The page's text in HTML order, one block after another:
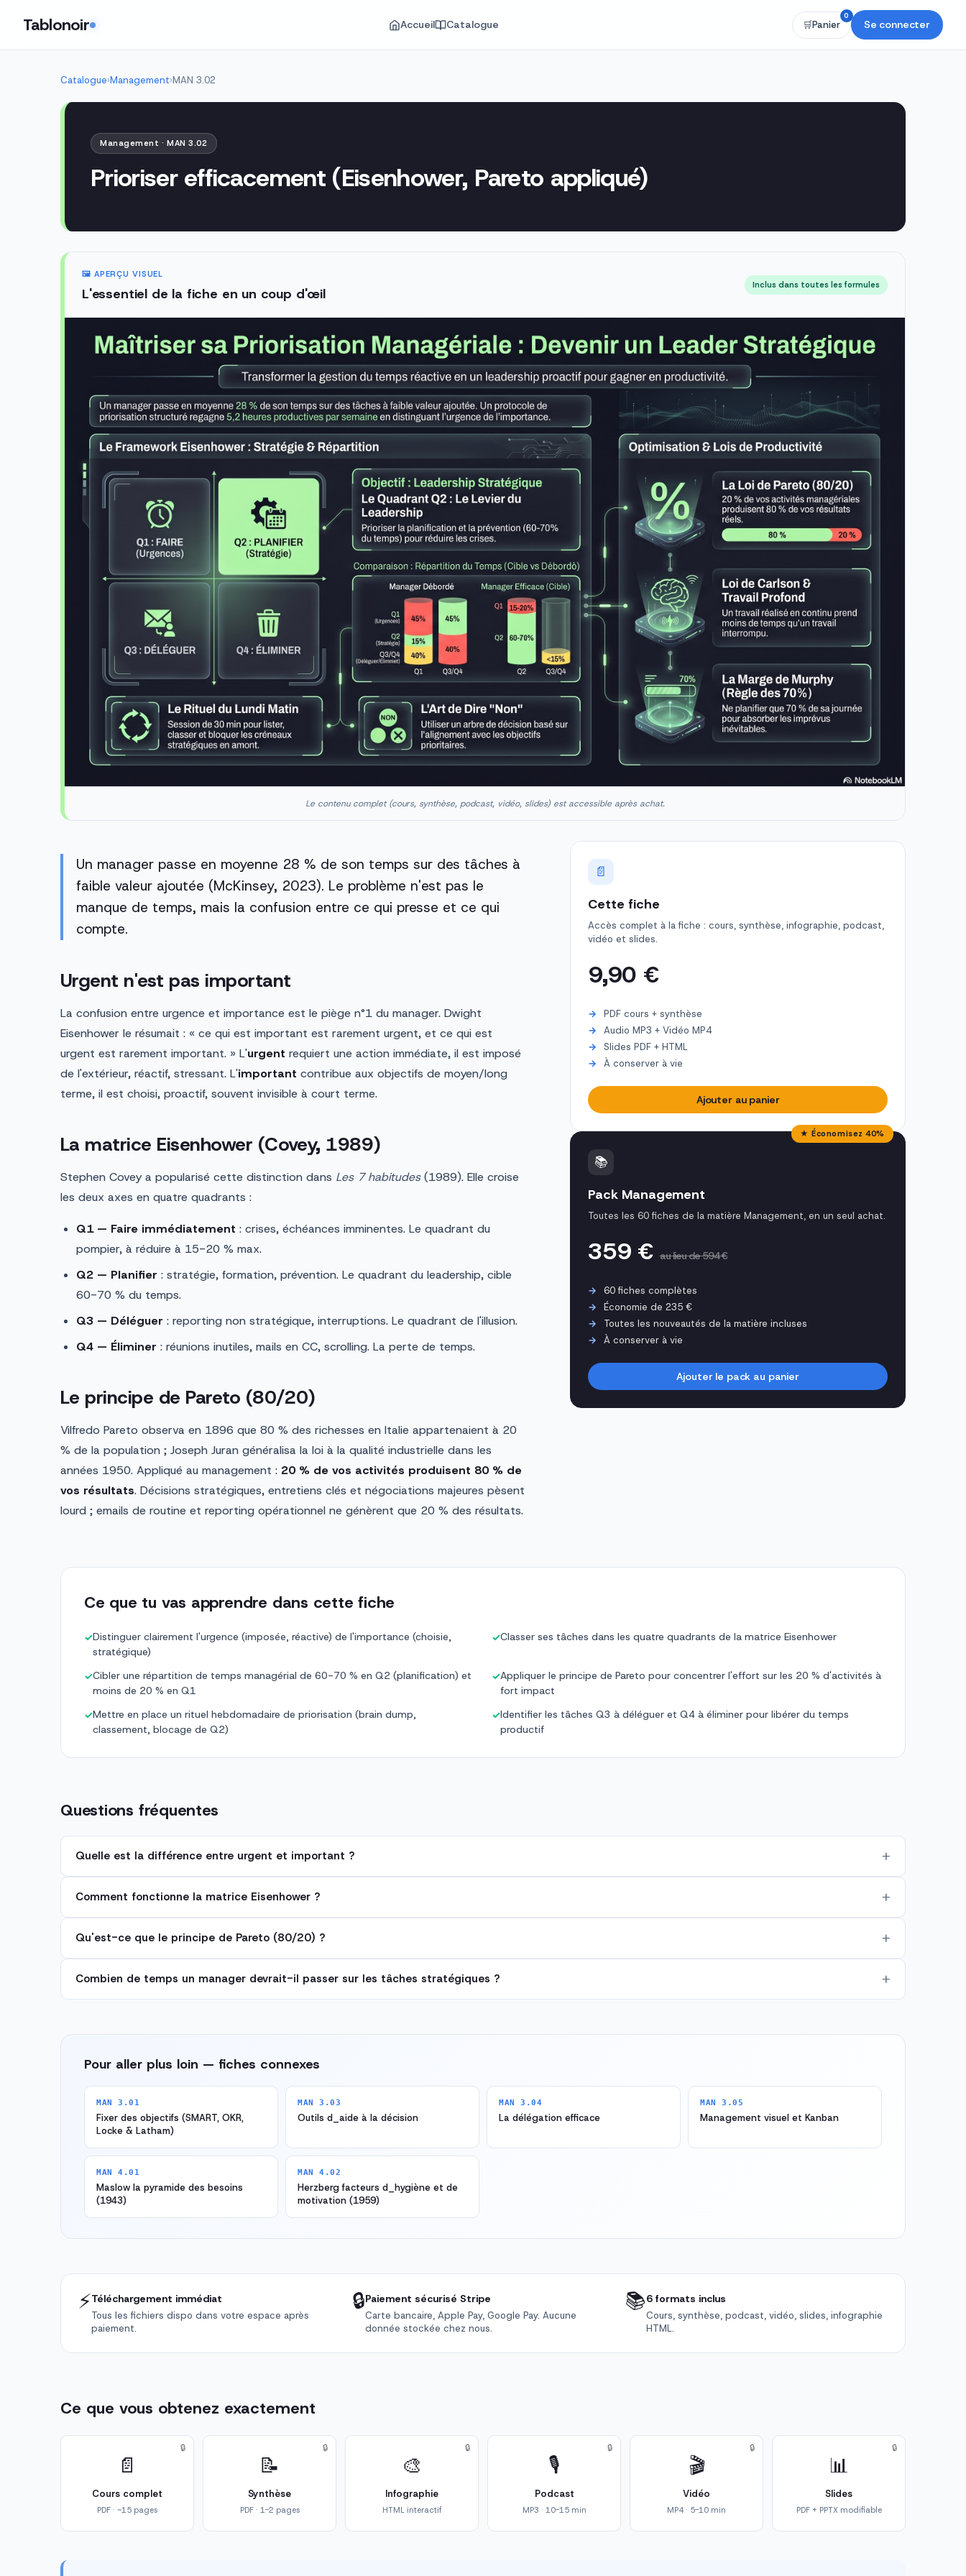
Tablonoir Accueil Catalogue 🛒Panier
0
Se connecter
Catalogue›Management›MAN 3.02
Management · MAN 3.02
Prioriser efficacement (Eisenhower, Pareto appliqué)
🖼️ APERÇU VISUEL
L'essentiel de la fiche en un coup d'œil
Inclus dans toutes les formules
Le contenu complet (cours, synthèse, podcast, vidéo, slides) est accessible après achat.
Un manager passe en moyenne 28 % de son temps sur des tâches à
faible valeur ajoutée (McKinsey, 2023). Le problème n'est pas le
manque de temps, mais la confusion entre ce qui presse et ce qui
compte.
Urgent n'est pas important
La confusion entre urgence et importance est le piège n°1 du manager. Dwight
Eisenhower le résumait : « ce qui est important est rarement urgent, et ce qui est
urgent est rarement important. » L'urgent requiert une action immédiate, il est imposé
de l'extérieur, réactif, stressant. L'important contribue aux objectifs de moyen/long
terme, il est choisi, proactif, souvent invisible à court terme.
La matrice Eisenhower (Covey, 1989)
Stephen Covey a popularisé cette distinction dans Les 7 habitudes(1989). Elle croise
les deux axes en quatre quadrants :
Q1 — Faire immédiatement : crises, échéances imminentes. Le quadrant du
pompier, à réduire à 15-20 % max.
Q2 — Planifier : stratégie, formation, prévention. Le quadrant du leadership, cible
60-70 % du temps.
Q3 — Déléguer : reporting non stratégique, interruptions. Le quadrant de l'illusion.
Q4 — Éliminer : réunions inutiles, mails en CC, scrolling. La perte de temps.
Le principe de Pareto (80/20)
Vilfredo Pareto observa en 1896 que 80 % des richesses en Italie appartenaient à 20
% de la population ; Joseph Juran généralisa la loi à la qualité industrielle dans les
années 1950. Appliqué au management : 20 % de vos activités produisent 80 % de
vos résultats. Décisions stratégiques, entretiens clés et négociations majeures pèsent
lourd ; emails de routine et reporting opérationnel ne génèrent que 20 % des résultats.
📄
Cette fiche
Accès complet à la fiche : cours, synthèse, infographie, podcast,
vidéo et slides.
9,90 €
PDF cours + synthèse
Audio MP3 + Vidéo MP4
Slides PDF + HTML
À conserver à vie
Ajouter au panier
★ Économisez 40%
📚
Pack Management
Toutes les 60 fiches de la matière Management, en un seul achat.
359 €au lieu de 594 €
60 fiches complètes
Économie de 235 €
Toutes les nouveautés de la matière incluses
À conserver à vie
Ajouter le pack au panier
Ce que tu vas apprendre dans cette fiche
✓Distinguer clairement l'urgence (imposée, réactive) de l'importance (choisie,
stratégique)
✓Classer ses tâches dans les quatre quadrants de la matrice Eisenhower
✓Cibler une répartition de temps managérial de 60-70 % en Q2 (planification) et
moins de 20 % en Q1
✓Appliquer le principe de Pareto pour concentrer l'effort sur les 20 % d'activités à
fort impact
✓Mettre en place un rituel hebdomadaire de priorisation (brain dump,
classement, blocage de Q2)
✓Identifier les tâches Q3 à déléguer et Q4 à éliminer pour libérer du temps
productif
Questions fréquentes
Quelle est la différence entre urgent et important ?
Comment fonctionne la matrice Eisenhower ?
Qu'est-ce que le principe de Pareto (80/20) ?
Combien de temps un manager devrait-il passer sur les tâches stratégiques ?
Pour aller plus loin — fiches connexes
MAN 3.01
Fixer des objectifs (SMART, OKR,
Locke & Latham)
MAN 3.03
Outils d_aide à la décision
MAN 3.04
La délégation efficace
MAN 3.05
Management visuel et Kanban
MAN 4.01
Maslow la pyramide des besoins
(1943)
MAN 4.02
Herzberg facteurs d_hygiène et de
motivation (1959)
⚡Téléchargement immédiat
Tous les fichiers dispo dans votre espace après
paiement.
🔒Paiement sécurisé Stripe
Carte bancaire, Apple Pay, Google Pay. Aucune
donnée stockée chez nous.
📚6 formats inclus
Cours, synthèse, podcast, vidéo, slides, infographie
HTML.
Ce que vous obtenez exactement
📄
Cours complet
PDF · ~15 pages
🔒
📝
Synthèse
PDF · 1-2 pages
🔒
🎨
Infographie
HTML interactif
🔒
🎙️
Podcast
MP3 · 10-15 min
🔒
🎬
Vidéo
MP4 · 5-10 min
🔒
📊
Slides
PDF + PPTX modifiable
🔒